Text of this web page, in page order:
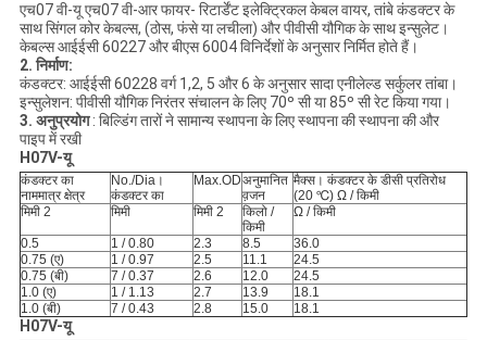
NEWS
साइटमैप
गोपनीयता
नीति
एच07 वी-यू एच07 वी-आर फायर- रिटार्डेंट इलेक्ट्रिकल केबल वायर, तांबे कंडक्टर के
साथ सिंगल कोर केबल्स, (ठोस, फंसे या लचीला) और पीवीसी यौगिक के साथ इन्सुलेट।
केबल्स आईईसी 60227 और बीएस 6004 विनिर्देशों के अनुसार निर्मित होते हैं।
2. निर्माण:
कंडक्टर: आईईसी 60228 वर्ग 1,2, 5 और 6 के अनुसार सादा एनीलेल्ड सर्कुलर तांबा।
इन्सुलेशन: पीवीसी यौगिक निरंतर संचालन के लिए 70º सी या 85º सी रेट किया गया।
3. अनुप्रयोग: बिल्डिंग तारों ने सामान्य स्थापना के लिए स्थापना की स्थापना की और
पाइप में रखी
H07V-यू
कंडक्टर का
नाममात्र क्षेत्र
No./Dia।
कंडक्टर का
Max.ODअनुमानित
व़जन
मैक्स। कंडक्टर के डीसी प्रतिरोध
(20 ℃) ​​Ω / किमी
मिमी 2
मिमी मिमी 2
किलो /
किमी
Ω / किमी
0.5 1 / 0.80 2.3 8.5
36.0
0.75 (ए)
1 / 0.97 2.5 11.1
24.5
0.75 (बी)
7 / 0.37 2.6 12.0
24.5
1.0 (ए)
1 / 1.13 2.7 13.9
18.1
1.0 (बी)
7 / 0.43 2.8 15.0 18.1
H07V-यू